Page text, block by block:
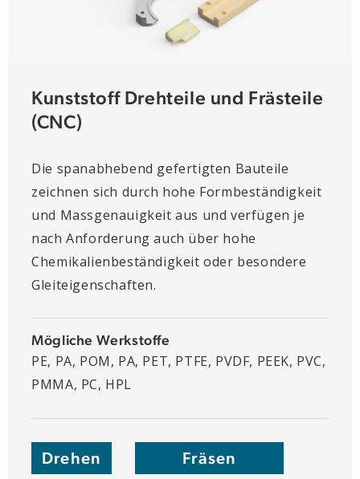
Kunststoff Drehteile und Frästeile
(CNC)
Die spanabhebend gefertigten Bauteile
zeichnen sich durch hohe Formbeständigkeit
und Massgenauigkeit aus und verfügen je
nach Anforderung auch über hohe
Chemikalienbeständigkeit oder besondere
Gleiteigenschaften.
Mögliche Werkstoffe
PE, PA, POM, PA, PET, PTFE, PVDF, PEEK, PVC,
PMMA, PC, HPL
Drehen Fräsen